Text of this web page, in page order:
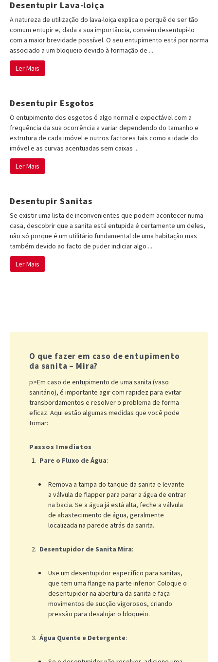
Desentupir Lava-loiça
A natureza de utilização do lava-loiça explica o porquê de ser tão
comum entupir e, dada a sua importância, convém desentupi-lo
com a maior brevidade possível. O seu entupimento está por norma
associado a um bloqueio devido à formação de ...
Ler Mais
Desentupir Esgotos
O entupimento dos esgotos é algo normal e expectável com a
frequência da sua ocorrência a variar dependendo do tamanho e
estrutura de cada imóvel e outros factores tais como a idade do
imóvel e as curvas acentuadas sem caixas ...
Ler Mais
Desentupir Sanitas
Se existir uma lista de inconvenientes que podem acontecer numa
casa, descobrir que a sanita está entupida é certamente um deles,
não só porque é um utilitário fundamental de uma habitação mas
também devido ao facto de puder indiciar algo ...
Ler Mais
O que fazer em caso de entupimento
da sanita – Mira?
p>Em caso de entupimento de uma sanita (vaso
sanitário), é importante agir com rapidez para evitar
transbordamentos e resolver o problema de forma
eficaz. Aqui estão algumas medidas que você pode
tomar:
Passos Imediatos
Pare o Fluxo de Água:
Remova a tampa do tanque da sanita e levante
a válvula de flapper para parar a água de entrar
na bacia. Se a água já está alta, feche a válvula
de abastecimento de água, geralmente
localizada na parede atrás da sanita.
Desentupidor de Sanita Mira:
Use um desentupidor específico para sanitas,
que tem uma flange na parte inferior. Coloque o
desentupidor na abertura da sanita e faça
movimentos de sucção vigorosos, criando
pressão para desalojar o bloqueio.
Água Quente e Detergente: